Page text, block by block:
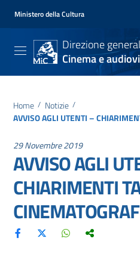
Ministero della Cultura
Direzione
Cinema e
Home / Notizie /
29 Novembre 2019
AVVISO AGLI
CHIARIMENTI